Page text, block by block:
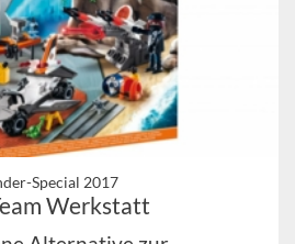
Special 2017
Werkstatt